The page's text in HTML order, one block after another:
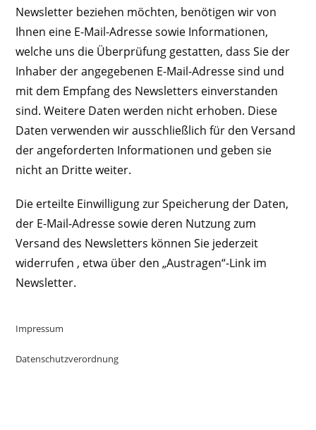
Newsletter beziehen möchten, benötigen wir von
Ihnen eine E-Mail-Adresse sowie Informationen,
welche uns die Überprüfung gestatten, dass Sie der
Inhaber der angegebenen E-Mail-Adresse sind und
mit dem Empfang des Newsletters einverstanden
sind. Weitere Daten werden nicht erhoben. Diese
Daten verwenden wir ausschließlich für den Versand
der angeforderten Informationen und geben sie
nicht an Dritte weiter.
Die erteilte Einwilligung zur Speicherung der Daten,
der E-Mail-Adresse sowie deren Nutzung zum
Versand des Newsletters können Sie jederzeit
widerrufen , etwa über den „Austragen“-Link im
Newsletter.
Impressum
Datenschutzverordnung